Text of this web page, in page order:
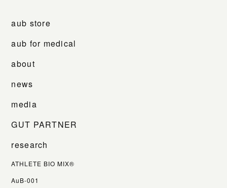
aub store
aub for medical
about
news
media
GUT PARTNER
research
ATHLETE BIO MIX®
AuB-001